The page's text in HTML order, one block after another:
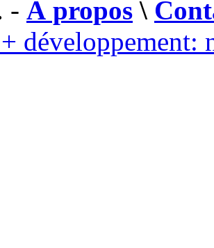
- À propos \
développement: